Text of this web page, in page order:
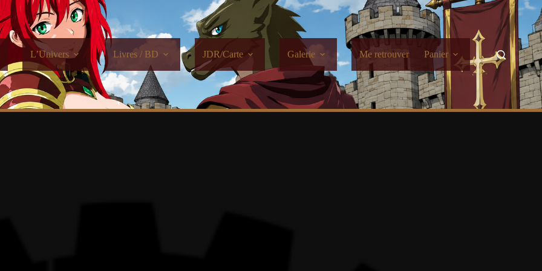
L’Univers Livres / BD JDR/Carte Galerie Me retrouver Panier